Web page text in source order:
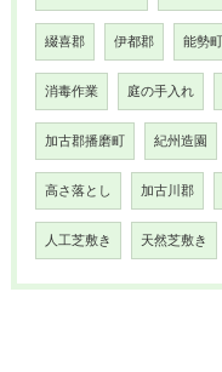
綴喜郡 伊都郡 能勢町
消毒作業 庭の手入れ
加古郡播磨町 紀州造園
高さ落とし 加古川郡
人工芝敷き 天然芝敷き